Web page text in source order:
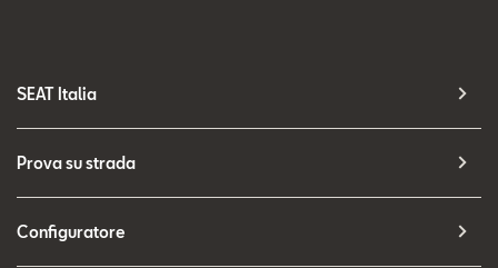
SEAT Italia
Prova su strada
Configuratore